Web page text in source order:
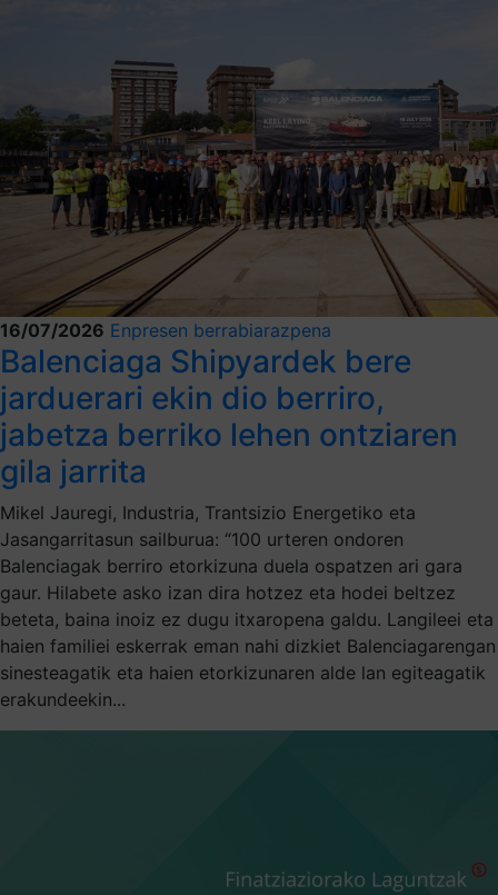
16/07/2026 Enpresen berrabiarazpena
Balenciaga Shipyardek bere
jarduerari ekin dio berriro,
jabetza berriko lehen ontziaren
gila jarrita
Mikel Jauregi, Industria, Trantsizio Energetiko eta
Jasangarritasun sailburua: “100 urteren ondoren
Balenciagak berriro etorkizuna duela ospatzen ari gara
gaur. Hilabete asko izan dira hotzez eta hodei beltzez
beteta, baina inoiz ez dugu itxaropena galdu. Langileei eta
haien familiei eskerrak eman nahi dizkiet Balenciagarengan
sinesteagatik eta haien etorkizunaren alde lan egiteagatik
erakundeekin...